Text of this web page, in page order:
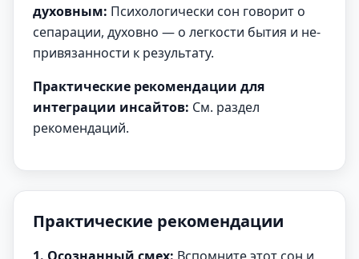
духовным: Психологически сон говорит о
сепарации, духовно — о легкости бытия и не-
привязанности к результату.
Практические рекомендации для
интеграции инсайтов: См. раздел
рекомендаций.
Практические рекомендации